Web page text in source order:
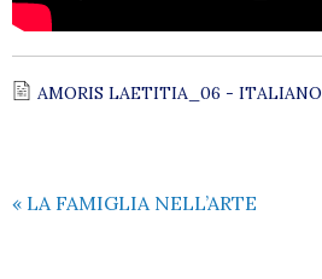
AMORIS LAETITIA_06 - ITALIANO
« LA FAMIGLIA NELL’ARTE